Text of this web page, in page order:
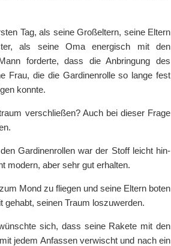
Tag, als seine Großeltern, seine Eltern
als seine Oma energisch mit den
forderte, dass die Anbringung des
Frau, die die Gardinenrolle so lange fest
konnte.
verschließen? Auch bei dieser Frage
Gardinenrollen war der Stoff leicht hin-
modern, aber sehr gut erhalten.
Mond zu fliegen und seine Eltern boten
seinen Traum loszuwerden.
sich, dass seine Rakete mit den
jedem Anfassen verwischt und nach ein